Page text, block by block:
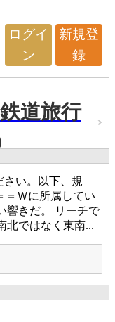
ログイ
ン
新規登
録
道旅行
さい。以下、規
＝Ｗに所属してい
響きだ。 リーチで
北ではなく東南...